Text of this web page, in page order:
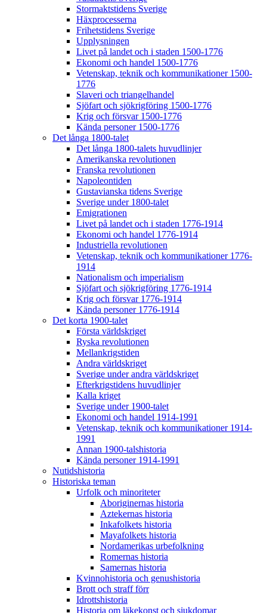
Stormaktstidens Sverige
Häxprocesserna
Frihetstidens Sverige
Upplysningen
Livet på landet och i staden 1500-1776
Ekonomi och handel 1500-1776
Vetenskap, teknik och kommunikationer 1500-
1776
Slaveri och triangelhandel
Sjöfart och sjökrigföring 1500-1776
Krig och försvar 1500-1776
Kända personer 1500-1776
Det långa 1800-talet
Det långa 1800-talets huvudlinjer
Amerikanska revolutionen
Franska revolutionen
Napoleontiden
Gustavianska tidens Sverige
Sverige under 1800-talet
Emigrationen
Livet på landet och i staden 1776-1914
Ekonomi och handel 1776-1914
Industriella revolutionen
Vetenskap, teknik och kommunikationer 1776-
1914
Nationalism och imperialism
Sjöfart och sjökrigföring 1776-1914
Krig och försvar 1776-1914
Kända personer 1776-1914
Det korta 1900-talet
Första världskriget
Ryska revolutionen
Mellankrigstiden
Andra världskriget
Sverige under andra världskriget
Efterkrigstidens huvudlinjer
Kalla kriget
Sverige under 1900-talet
Ekonomi och handel 1914-1991
Vetenskap, teknik och kommunikationer 1914-
1991
Annan 1900-talshistoria
Kända personer 1914-1991
Nutidshistoria
Historiska teman
Urfolk och minoriteter
Aboriginernas historia
Aztekernas historia
Inkafolkets historia
Mayafolkets historia
Nordamerikas urbefolkning
Romernas historia
Samernas historia
Kvinnohistoria och genushistoria
Brott och straff förr
Idrottshistoria
Historia om läkekonst och sjukdomar